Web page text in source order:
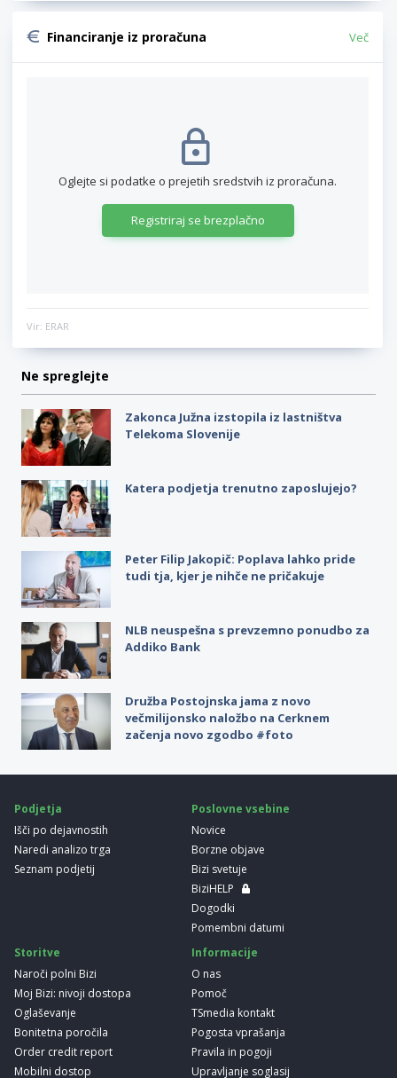
Financiranje iz proračuna Več
Oglejte si podatke o prejetih sredstvih iz proračuna.
Registriraj se brezplačno
Vir: ERAR
Ne spreglejte
Zakonca Južna izstopila iz lastništva
Telekoma Slovenije
Katera podjetja trenutno zaposlujejo?
Peter Filip Jakopič: Poplava lahko pride
tudi tja, kjer je nihče ne pričakuje
NLB neuspešna s prevzemno ponudbo za
Addiko Bank
Družba Postojnska jama z novo
večmilijonsko naložbo na Cerknem
začenja novo zgodbo #foto
Podjetja
Išči po dejavnostih
Naredi analizo trga
Seznam podjetij
Poslovne vsebine
Novice
Borzne objave
Bizi svetuje
BiziHELP
Dogodki
Pomembni datumi
Storitve
Naroči polni Bizi
Moj Bizi: nivoji dostopa
Oglaševanje
Bonitetna poročila
Order credit report
Mobilni dostop
Informacije
O nas
Pomoč
TSmedia kontakt
Pogosta vprašanja
Pravila in pogoji
Upravljanje soglasij